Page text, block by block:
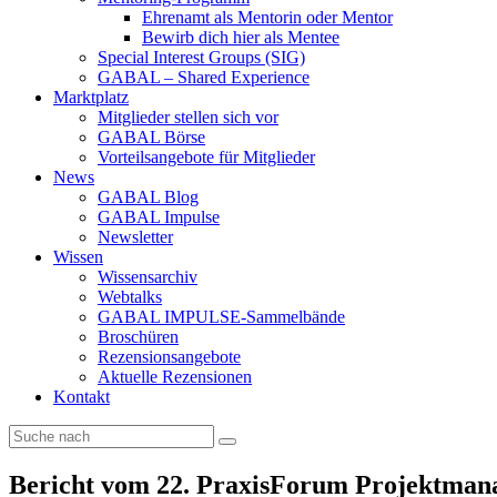
Ehrenamt als Mentorin oder Mentor
Bewirb dich hier als Mentee
Special Interest Groups (SIG)
GABAL – Shared Experience
Marktplatz
Mitglieder stellen sich vor
GABAL Börse
Vorteilsangebote für Mitglieder
News
GABAL Blog
GABAL Impulse
Newsletter
Wissen
Wissensarchiv
Webtalks
GABAL IMPULSE-Sammelbände
Broschüren
Rezensionsangebote
Aktuelle Rezensionen
Kontakt
Bericht vom 22. PraxisForum